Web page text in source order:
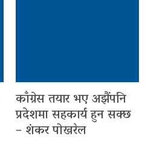
काँग्रेस तयार भए अझैंपनि
प्रदेशमा सहकार्य हुन सक्छ
– शंकर पोखरेल